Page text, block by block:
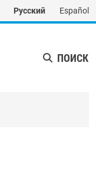
Русский Español
ПОИСК